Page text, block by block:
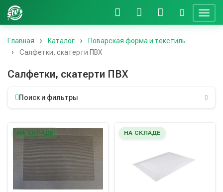
Главная Каталог
Поварская форма и текстиль
Салфетки, скатерти ПВХ
Салфетки, скатерти ПВХ
Поиск и фильтры
НА СКЛАДЕ НА СКЛАДЕ